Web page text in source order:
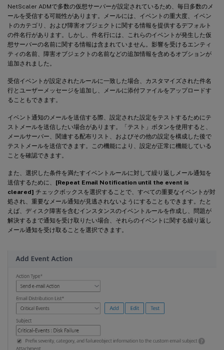
NetScaler ADMで多数の仮想サーバーが設定されているため、毎日多数のメ
ールを受信する可能性があります。メールには、イベントの重大度、イベン
トのカテゴリ、および障害オブジェクトに関する情報を提供するデフォルト
の件名行があります。しかし、件名行には、これらのイベントが発生した仮
想サーバーの名前に関する情報は含まれていません。影響を受けるエンティ
ティの名前、障害オブジェクトの名前などの追加情報を含めるオプションが
追加されました。
受信イベントが設定されたルールに一致した場合、カスタマイズされた件名
行とユーザーメッセージを追加し、メールに添付ファイルをアップロードす
ることもできます。
イベント通知のメールを送信する際、設定された設定をテストするためにテ
ストメールを送信したい場合があります。「テスト」ボタンを使用すると、
メールサーバー、関連する配布リスト、およびその他の設定を構成した後で
テストメールを送信できます。この機能により、設定が正常に機能している
ことを確認できます。
また、選択した条件を満たすイベントルールに対して繰り返しメール通知を
送信するために、 [Repeat Email Notification until the event is
cleared] チェックボックスを選択することで、すべての重要なイベントが対
処され、重要なメール通知が見逃されないようにすることもできます。たと
えば、ディスク障害を含むインスタンスのイベントルールを作成し、問題が
解決するまで通知を受け取りたい場合、それらのイベントに関する繰り返し
メール通知を受け取ることを選択できます。